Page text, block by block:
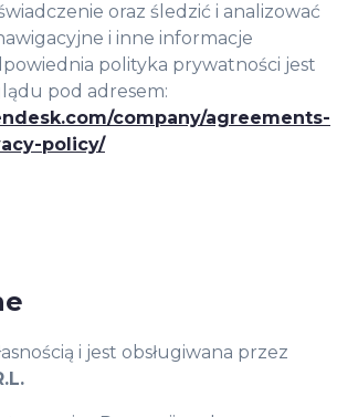
oraz śledzić i analizować
i inne informacje
polityka prywatności jest
pod adresem:
company/agreements-
policy/
i jest obsługiwana przez